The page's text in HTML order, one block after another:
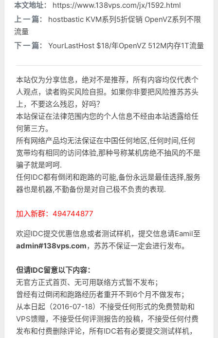
本文地址：
https://www.138vps.com/jx/1592.html
上 一 篇：
hostbastic KVM系列5折促销 OpenVZ系列不限
流量
下 一 篇：
YourLastHost $18/年OpenVZ 512M内存1T流量
本站仅为分享信息，绝对不是推荐，所有内容均仅代表个
人观点，读者购买风险自担。如果你非要把风险推苏苏头
上，不要这么残忍，好吗？
本站保证在法律范围内您的个人信息不经由本站透露给任
何第三方。
所有网络产品均无法保证在中国任何地区,任何时间,任何
宽带均有相同的访问体验,那种号称某机房绝不抽风的不是
骗子就是呵呵.
任何IDC都有倒闭和跑路的可能,备份永远是最佳选择,服务
器也是机器,不勤备份是对自己极不负责的表现.
加入新群：494744877
欢迎IDC提交优惠信息或者测试样机，提交信息请Eamil至
admin#138vps.com，苏苏不保证一定会进行发布。
但请IDC留意以下内容：
无官方正式首页、无可用联络方式暂不发布；
曾经有过倒闭和跑路经历者重开不到6个月不做发布；
从本日起（2016-07-18）不接受任何形式的免费赞助和
VPS馈赠，不接受任何评测报告的投稿，不接受任何付费
发布和付费删除评论，所有IDC若有必要提交测试样机，